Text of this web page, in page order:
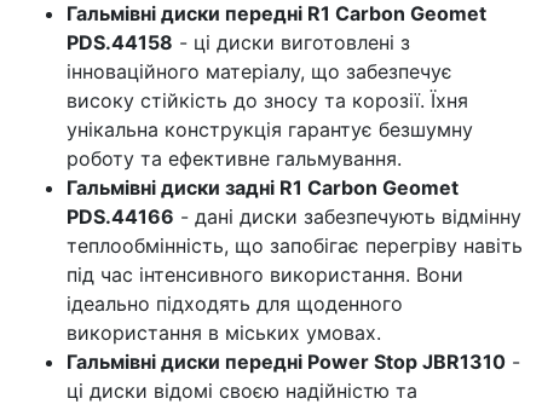
Гальмівні диски передні R1 Carbon Geomet
PDS.44158 - ці диски виготовлені з
інноваційного матеріалу, що забезпечує
високу стійкість до зносу та корозії. Їхня
унікальна конструкція гарантує безшумну
роботу та ефективне гальмування.
Гальмівні диски задні R1 Carbon Geomet
PDS.44166 - дані диски забезпечують відмінну
теплообмінність, що запобігає перегріву навіть
під час інтенсивного використання. Вони
ідеально підходять для щоденного
використання в міських умовах.
Гальмівні диски передні Power Stop JBR1310 -
ці диски відомі своєю надійністю та